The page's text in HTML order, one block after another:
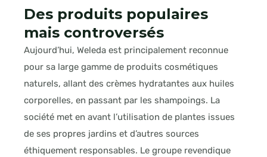
Des produits populaires
mais controversés
Aujourd’hui, Weleda est principalement reconnue
pour sa large gamme de produits cosmétiques
naturels, allant des crèmes hydratantes aux huiles
corporelles, en passant par les shampoings. La
société met en avant l’utilisation de plantes issues
de ses propres jardins et d’autres sources
éthiquement responsables. Le groupe revendique